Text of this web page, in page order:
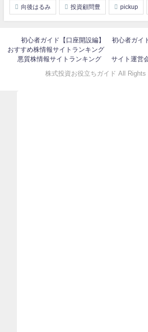
向後はるみ 投資顧問豊 pickup
初心者ガイド【口座開設編】
初心者ガイ
おすすめ株情報サイトランキング
悪質株情報サイトランキング
サイト運営
株式投資お役立ちガイド All Rights